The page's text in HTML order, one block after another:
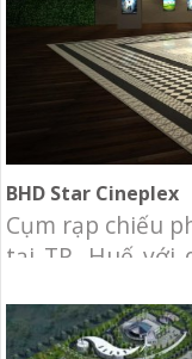
BHD Star Cineplex
Cụm rạp chiếu
tại TP. Huế với
Star tại khu
lớn là Hà Nội